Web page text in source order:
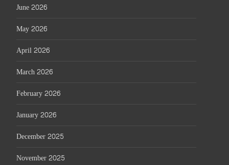
June 2026
May 2026
April 2026
March 2026
February 2026
January 2026
December 2025
November 2025